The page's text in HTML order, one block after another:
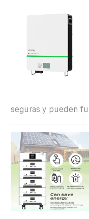
seguras y pueden